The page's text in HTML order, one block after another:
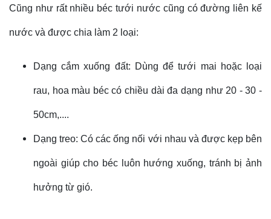
Cũng như rất nhiều béc tưới nước cũng có đường liên kế
nước và được chia làm 2 loại:
Dạng cắm xuống đất: Dùng để tưới mai hoặc loại
rau, hoa màu béc có chiều dài đa dạng như 20 - 30 -
50cm,....
Dạng treo: Có các ống nối với nhau và được kẹp bên
ngoài giúp cho béc luôn hướng xuống, tránh bị ảnh
hưởng từ gió.